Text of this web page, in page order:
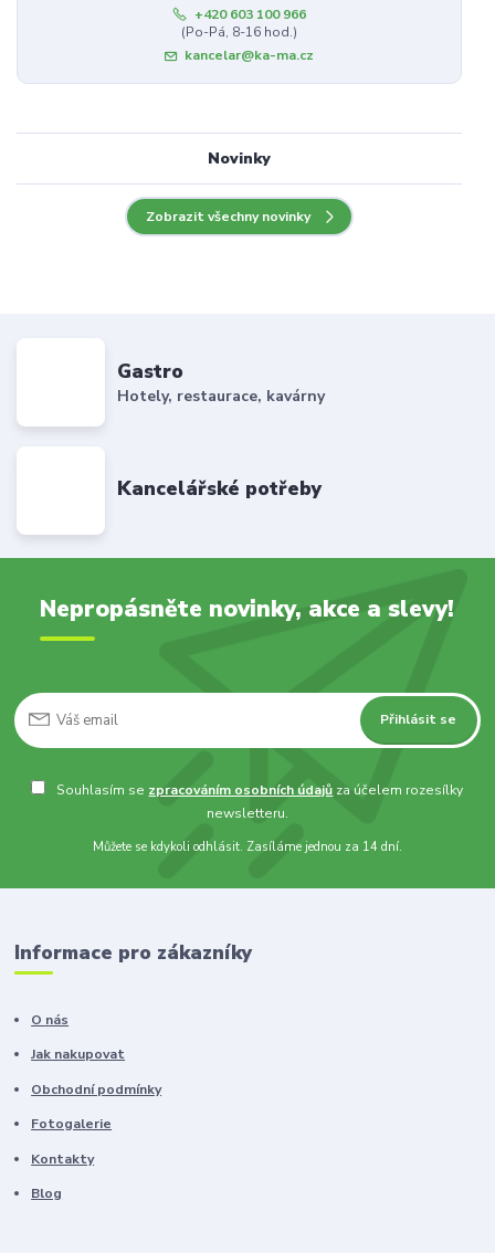
+420 603 100 966
(Po-Pá, 8-16 hod.)
kancelar@ka-ma.cz
Novinky
Zobrazit všechny novinky
Gastro
Hotely, restaurace, kavárny
Kancelářské potřeby
Nepropásněte novinky, akce a slevy!
Přihlásit se
Souhlasím se zpracováním osobních údajů za účelem rozesílky
newsletteru.
Můžete se kdykoli odhlásit. Zasíláme jednou za 14 dní.
Informace pro zákazníky
O nás
Jak nakupovat
Obchodní podmínky
Fotogalerie
Kontakty
Blog